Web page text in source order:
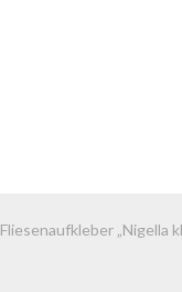
Fliesenaufkleber „Nigella